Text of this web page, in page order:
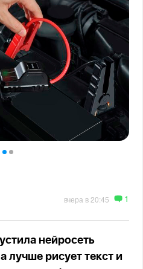
вчера в 20:45 1
нейросеть
лучше рисует текст и